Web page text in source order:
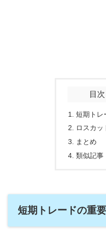
目次
短期トレ
ロスカッ
まとめ
類似記事
短期トレードの重